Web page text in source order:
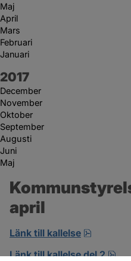
Maj
April
Mars
Februari
Januari
År:
2017
December
November
Oktober
September
Augusti
Juni
Maj
april
Länk till kallelse
Länk till kallelse del 2